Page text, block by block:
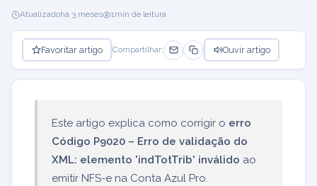
Atualizadohá 3 meses 1min de leitura
Favoritar artigo Compartilhar: Ouvir artigo
Este artigo explica como corrigir o erro
Código P9020 – Erro de validação do
XML: elemento 'indTotTrib' inválido ao
emitir NFS-e na Conta Azul Pro.